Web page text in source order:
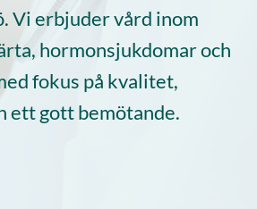
Vi erbjuder vård inom
hormonsjukdomar och
fokus på kvalitet,
ett gott bemötande.